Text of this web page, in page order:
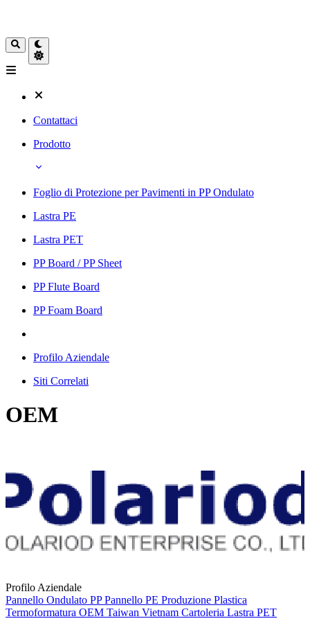
Contattaci
Prodotto
Foglio di Protezione per Pavimenti in PP Ondulato
Lastra PE
Lastra PET
PP Board / PP Sheet
PP Flute Board
PP Foam Board
Profilo Aziendale
Siti Correlati
OEM
Profilo Aziendale
Pannello Ondulato PPPannello PE Produzione Plastica
Termoformatura OEM Taiwan Vietnam Cartoleria Lastra PET